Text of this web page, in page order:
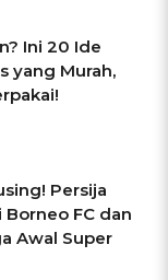
Ini 20 Ide
yang Murah,
Persija
FC dan
Awal Super